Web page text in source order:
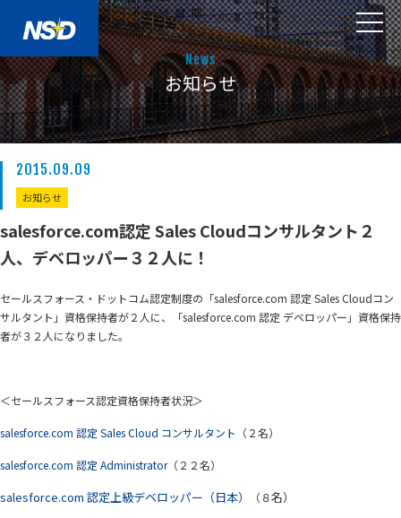
News
お知らせ
2015.09.09
お知らせ
salesforce.com認定 Sales Cloudコンサルタント２
人、デベロッパー３２人に！
セールスフォース・ドットコム認定制度の「salesforce.com 認定 Sales Cloudコン
サルタント」資格保持者が２人に、「salesforce.com 認定 デベロッパー」資格保持
者が３２人になりました。
＜セールスフォース認定資格保持者状況＞
salesforce.com 認定 Sales Cloud コンサルタント （２名）
salesforce.com 認定 Administrator（２２名）
salesforce.com 認定上級デベロッパー（日本） （８名）